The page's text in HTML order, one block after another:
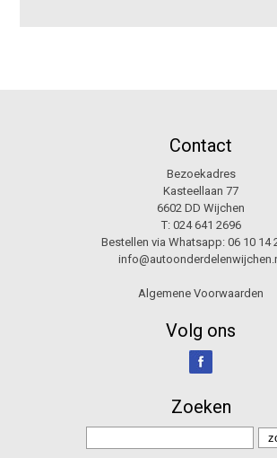
Contact
Bezoekadres
Kasteellaan 77
6602 DD Wijchen
T: 024 641 2696
Bestellen via Whatsapp: 06 10 14
Algemene Voorwaarden
Volg ons
Zoeken